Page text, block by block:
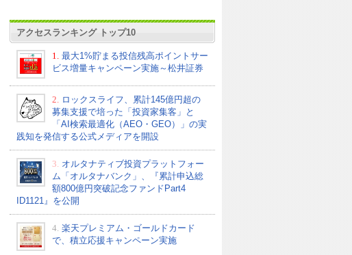
アクセスランキング トップ10
1.
最大1%貯まる投信残高ポイントサー
ビス増量キャンペーン実施～松井証券
2.
ロックスライフ、累計145億円超の
募集支援で培った「投資家集客」と
「AI検索最適化（AEO・GEO）」の実
践知を発信する公式メディアを開設
3. オルタナティブ投資プラットフォー
ム「オルタナバンク」、『累計申込総
額800億円突破記念ファンドPart4
ID1121』を公開
4. 楽天プレミアム・ゴールドカード
で、積立応援キャンペーン実施